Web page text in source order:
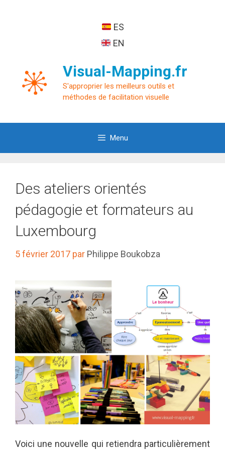
ES
EN
Visual-Mapping.fr
S'approprier les meilleurs outils et
méthodes de facilitation visuelle
Menu
Des ateliers orientés
pédagogie et formateurs au
Luxembourg
5 février 2017 par Philippe Boukobza
Voici une nouvelle qui retiendra particulièrement